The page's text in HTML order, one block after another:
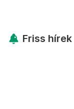
Friss hírek